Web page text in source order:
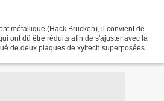
métallique (Hack Brücken), il convient de
ont dû être réduits afin de s'ajuster avec la
de deux plaques de xyltech superposées